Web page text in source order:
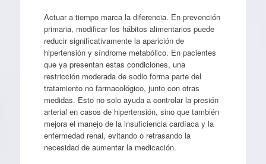
Actuar a tiempo marca la diferencia. En prevención
primaria, modificar los hábitos alimentarios puede
reducir significativamente la aparición de
hipertensión y síndrome metabólico. En pacientes
que ya presentan estas condiciones, una
restricción moderada de sodio forma parte del
tratamiento no farmacológico, junto con otras
medidas. Esto no solo ayuda a controlar la presión
arterial en casos de hipertensión, sino que también
mejora el manejo de la insuficiencia cardíaca y la
enfermedad renal, evitando o retrasando la
necesidad de aumentar la medicación.